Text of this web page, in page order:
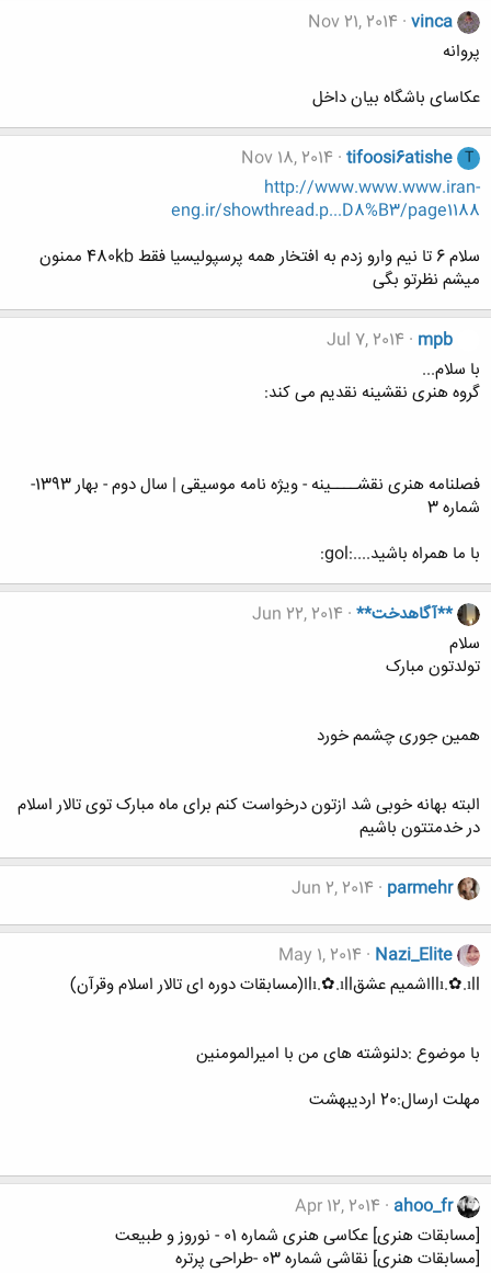
vinca
Nov 21, 2014
پروانه
عکاسای باشگاه بیان داخل
T
tifoosi6atishe
Nov 18, 2014
http://www.www.www.iran-
eng.ir/showthread.p...D8%B3/page1188
سلام 6 تا نیم وارو زدم به افتخار همه پرسپولیسیا فقط 480kb ممنون
میشم نظرتو بگی
mpb
Jul 7, 2014
با سلام...
گروه هنری نقشینه نقدیم می کند:
فصلنامه هنری نقشــــینه - ویژه نامه موسیقی | سال دوم - بهار 1393-
شماره 3
با ما همراه باشید....:gol:
**آگاهدخت** Jun 22, 2014
سلام
تولدتون مبارک
همین جوری چشمم خورد
البته بهانه خوبی شد ازتون درخواست کنم برای ماه مبارک توی تالار اسلام
در خدمتتون باشیم
parmehr
Jun 2, 2014
Nazi_Elite
May 1, 2014
llı.✿.ıllاشمیم عشقlı.✿.ıllا(مسابقات دوره ای تالار اسلام وقرآن)
با موضوع :دلنوشته های من با امیرالمومنین
مهلت ارسال:20 اردیبهشت
ahoo_fr
Apr 12, 2014
[مسابقات هنری] عکاسی هنری شماره 01 - نوروز و طبیعت
[مسابقات هنری] نقاشی شماره 03 -طراحی پرتره